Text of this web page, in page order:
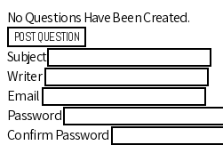
No Questions Have Been Created.
POST QUESTION
Subject
Writer
Email
Password
Confirm Password